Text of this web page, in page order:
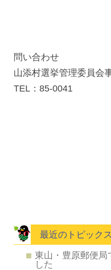
問い合わせ
山添村選挙管理委員会
TEL：85-0041
最近のトピックス
東山・豊原郵便局
した